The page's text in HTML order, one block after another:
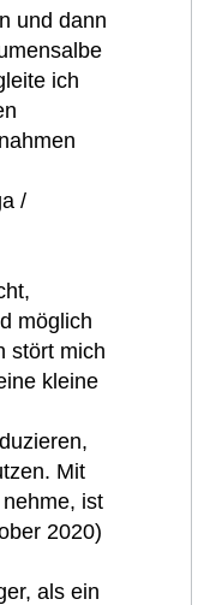
und dann
ich
/
möglich
stört mich
kleine
Mit
ist
2020)
als ein